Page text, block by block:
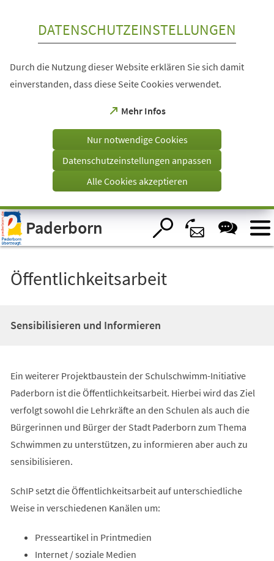
Visuelle
Assistenzsoftware
öffnen.
DATENSCHUTZEINSTELLUNGEN
Durch die Nutzung dieser Website erklären Sie sich damit
einverstanden, dass diese Seite Cookies verwendet.
Mehr Infos
(Öffnet
einem
Tab)
Nur notwendige Cookies
Datenschutzeinstellungen anpassen
Alle Cookies akzeptieren
Paderborn
Öffentlichkeitsarbeit
Sensibilisieren und Informieren
Ein weiterer Projektbaustein der Schulschwimm-Initiative
Paderborn ist die Öffentlichkeitsarbeit. Hierbei wird das Ziel
verfolgt sowohl die Lehrkräfte an den Schulen als auch die
Bürgerinnen und Bürger der Stadt Paderborn zum Thema
Schwimmen zu unterstützen, zu informieren aber auch zu
sensibilisieren.
SchIP setzt die Öffentlichkeitsarbeit auf unterschiedliche
Weise in verschiedenen Kanälen um:
Presseartikel in Printmedien
Internet / soziale Medien